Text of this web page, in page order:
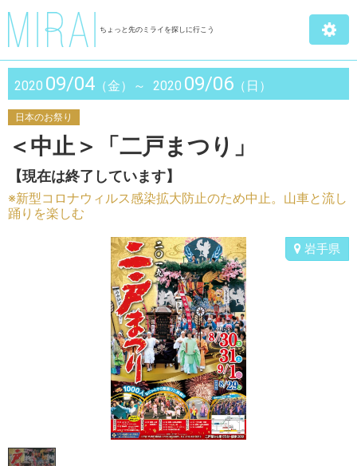
ちょっと先のミライを探しに行こう
2020 09/04 （金）～ 2020 09/06 （日）
日本のお祭り
＜中止＞「二戸まつり」
【現在は終了しています】
※新型コロナウィルス感染拡大防止のため中止。山車と流し
踊りを楽しむ
岩手県